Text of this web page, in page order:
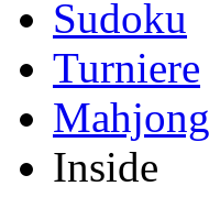
Sudoku
Turniere
Mahjong
Inside